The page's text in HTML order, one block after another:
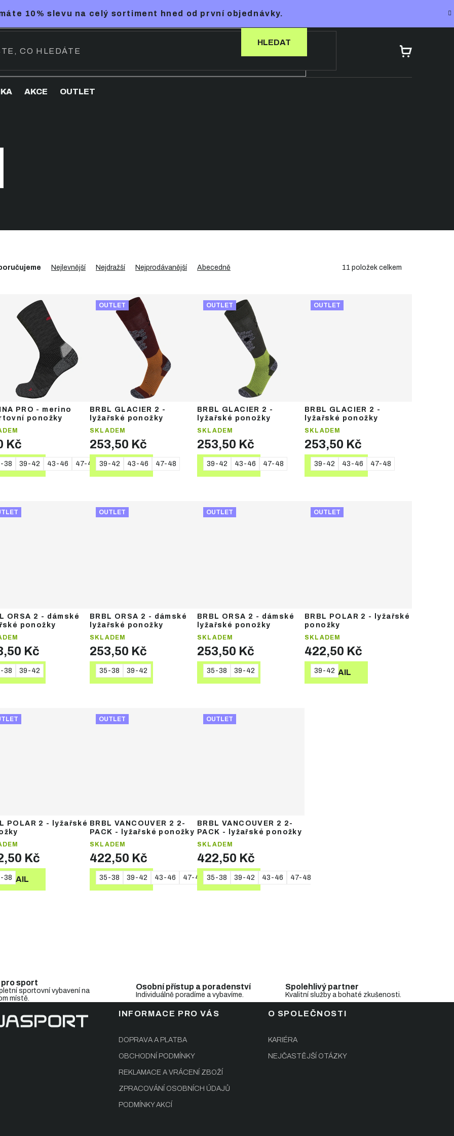
10% slevu na celý sortiment hned od první objednávky.
HLEDAT
NÁKUPNÍ
AKCE OUTLET
Nejlevnější Nejdražší Nejprodávanější Abecedně 11 položek celkem
PRO - merino
ponožky
Kč
38 39-42 43-46 47-48
OUTLET
BRBL GLACIER 2 -
lyžařské ponožky
SKLADEM
253,50 Kč
DETAIL
39-42 43-46 47-48
OUTLET
BRBL GLACIER 2 -
lyžařské ponožky
SKLADEM
253,50 Kč
DETAIL
39-42 43-46 47-48
OUTLET
BRBL GLACIER 2 -
lyžařské ponožky
SKLADEM
253,50 Kč
DETAIL
39-42 43-46 47-48
ORSA 2 - dámské
ponožky
Kč
38 39-42
OUTLET
BRBL ORSA 2 - dámské
lyžařské ponožky
SKLADEM
253,50 Kč
DETAIL
35-38 39-42
OUTLET
BRBL ORSA 2 - dámské
lyžařské ponožky
SKLADEM
253,50 Kč
DETAIL
35-38 39-42
OUTLET
BRBL POLAR 2 - lyžařské
ponožky
SKLADEM
422,50 Kč
DETAIL
39-42
POLAR 2 - lyžařské
Kč
38
OUTLET
BRBL VANCOUVER 2 2-
PACK - lyžařské ponožky
SKLADEM
422,50 Kč
DETAIL
35-38 39-42 43-46 47-48
OUTLET
BRBL VANCOUVER 2 2-
PACK - lyžařské ponožky
SKLADEM
422,50 Kč
DETAIL
35-38 39-42 43-46 47-48
á
d
c
y
v
ý
pro sport
sportovní vybavení na
místě.
Osobní přístup a poradenství
Individuálně poradíme a vybavíme.
Spolehlivý partner
Kvalitní služby a bohaté zkušenosti.
INFORMACE PRO VÁS
DOPRAVA A PLATBA
OBCHODNÍ PODMÍNKY
REKLAMACE A VRÁCENÍ ZBOŽÍ
ZPRACOVÁNÍ OSOBNÍCH ÚDAJŮ
PODMÍNKY AKCÍ
O SPOLEČNOSTI
KARIÉRA
NEJČASTĚJŠÍ OTÁZKY